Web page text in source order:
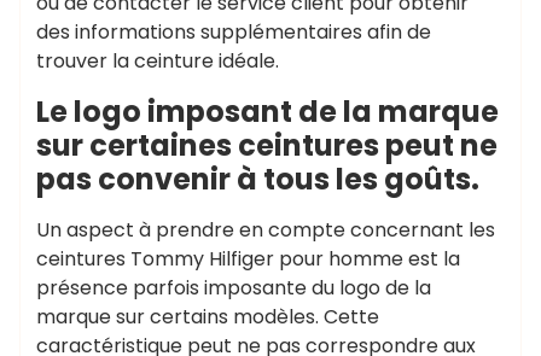
des informations supplémentaires afin de
trouver la ceinture idéale.
Le logo imposant de la marque
sur certaines ceintures peut ne
pas convenir à tous les goûts.
Un aspect à prendre en compte concernant les
ceintures Tommy Hilfiger pour homme est la
présence parfois imposante du logo de la
marque sur certains modèles. Cette
caractéristique peut ne pas correspondre aux